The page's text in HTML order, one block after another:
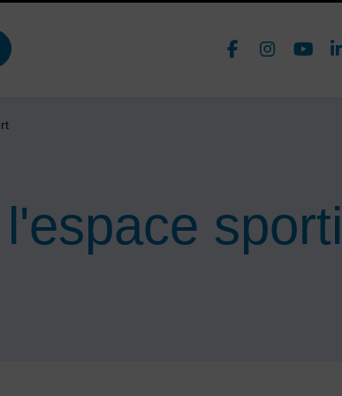
PRINCIPALE Nous